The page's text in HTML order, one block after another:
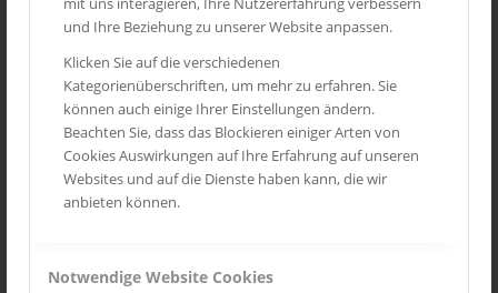
und Ihre Beziehung zu unserer Website anpassen.
Klicken Sie auf die verschiedenen
Kategorienüberschriften, um mehr zu erfahren. Sie
können auch einige Ihrer Einstellungen ändern.
Beachten Sie, dass das Blockieren einiger Arten von
Cookies Auswirkungen auf Ihre Erfahrung auf unseren
Websites und auf die Dienste haben kann, die wir
anbieten können.
Notwendige Website Cookies
Routes des Grandes Alpes
Toskana
Provence
Wild Life
Seychellen
INSTAGRAM